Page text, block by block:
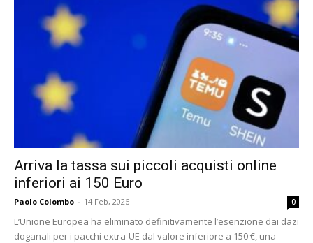
Arriva la tassa sui piccoli acquisti online
inferiori ai 150 Euro
Paolo Colombo - 14 Feb, 2026 0
L’Unione Europea ha eliminato definitivamente l’esenzione dai dazi
doganali per i pacchi extra-UE dal valore inferiore a 150 €, una